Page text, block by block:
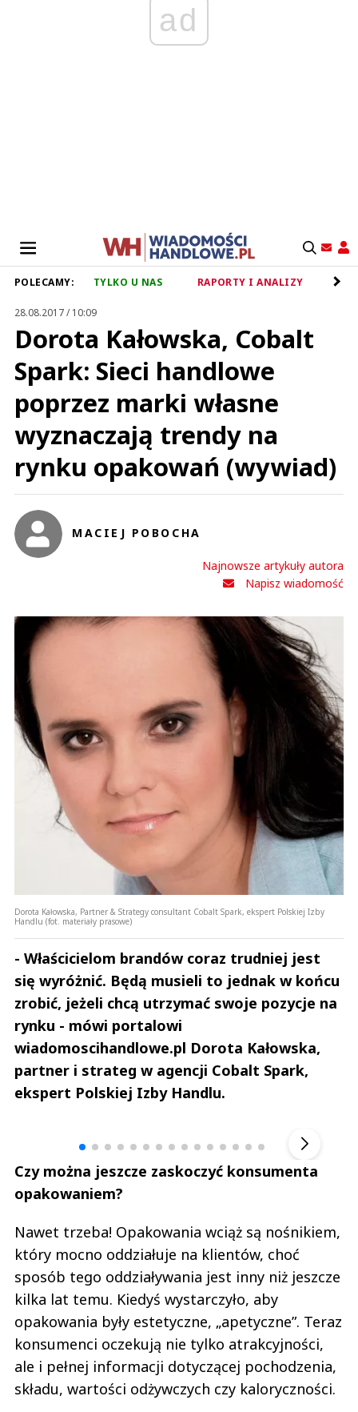
ad
POLECAMY: TYLKO U NAS RAPORTY I ANALIZY
28.08.2017 / 10:09
Dorota Kałowska, Cobalt
Spark: Sieci handlowe
poprzez marki własne
wyznaczają trendy na
rynku opakowań (wywiad)
MACIEJ POBOCHA
Najnowsze artykuły autora
Napisz wiadomość
Dorota Kałowska, Partner & Strategy consultant Cobalt Spark, ekspert Polskiej Izby
Handlu (fot. materiały prasowe)
- Właścicielom brandów coraz trudniej jest
się wyróżnić. Będą musieli to jednak w końcu
zrobić, jeżeli chcą utrzymać swoje pozycje na
rynku - mówi portalowi
wiadomoscihandlowe.pl Dorota Kałowska,
partner i strateg w agencji Cobalt Spark,
ekspert Polskiej Izby Handlu.
Czy można jeszcze zaskoczyć konsumenta
opakowaniem?
Nawet trzeba! Opakowania wciąż są nośnikiem,
który mocno oddziałuje na klientów, choć
sposób tego oddziaływania jest inny niż jeszcze
kilka lat temu. Kiedyś wystarczyło, aby
opakowania były estetyczne, „apetyczne”. Teraz
konsumenci oczekują nie tylko atrakcyjności,
ale i pełnej informacji dotyczącej pochodzenia,
składu, wartości odżywczych czy kaloryczności.